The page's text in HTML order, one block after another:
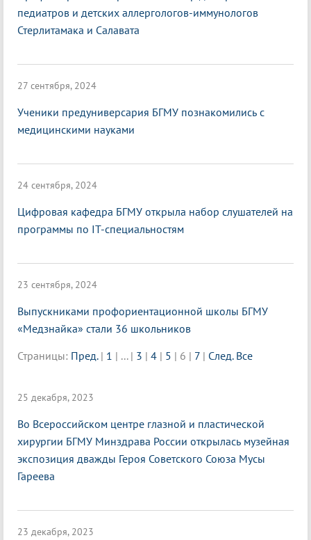
педиатров и детских аллергологов-иммунологов
Стерлитамака и Салавата
27 сентября, 2024
Ученики предуниверсария БГМУ познакомились с
медицинскими науками
24 сентября, 2024
Цифровая кафедра БГМУ открыла набор слушателей на
программы по IT-специальностям
23 сентября, 2024
Выпускниками профориентационной школы БГМУ
«Медзнайка» стали 36 школьников
Страницы: Пред. | 1 | ... | 3 | 4 | 5 | 6 | 7 | След. Все
25 декабря, 2023
Во Всероссийском центре глазной и пластической
хирургии БГМУ Минздрава России открылась музейная
экспозиция дважды Героя Советского Союза Мусы
Гареева
23 декабря, 2023